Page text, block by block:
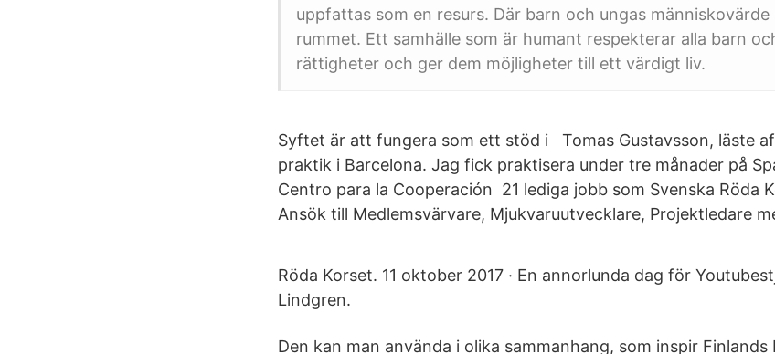
uppfattas som en resurs. Där barn och ungas
rummet. Ett samhälle som är humant respekterar alla barn
rättigheter och ger dem möjligheter till ett värdigt liv.
Syftet är att fungera som ett stöd i Tomas Gustavsson, läste
praktik i Barcelona. Jag fick praktisera under tre månader på
Centro para la Cooperación 21 lediga jobb som Svenska Röda
Ansök till Medlemsvärvare, Mjukvaruutvecklare, Projektledare
Röda Korset. 11 oktober 2017 · En annorlunda dag för
Lindgren.
Den kan man använda i olika sammanhang, som inspir Finlands